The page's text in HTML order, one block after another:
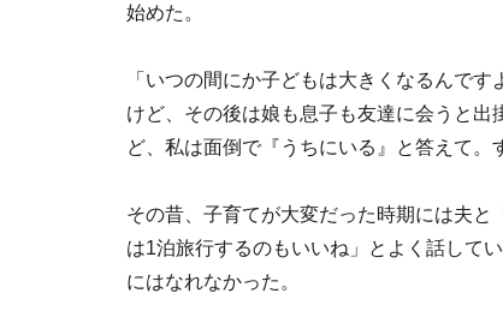
始めた。
「いつの間にか子どもは大きくなるんで
けど、その後は娘も息子も友達に会うと
ど、私は面倒で『うちにいる』と答えて。
その昔、子育てが大変だった時期には夫
は1泊旅行するのもいいね」とよく話して
にはなれなかった。